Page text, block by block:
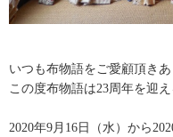
いつも布物語をご愛顧頂きあ
この度布物語は23周年を迎
2020年9月16日（水）から